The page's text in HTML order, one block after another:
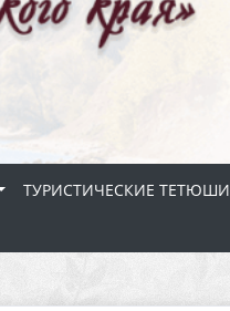
ТУРИСТИЧЕСКИЕ ТЕТЮШИ